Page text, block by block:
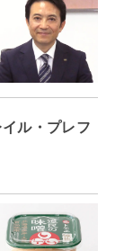
ル・プレフ